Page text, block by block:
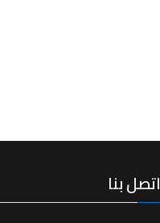
اتصل بنا